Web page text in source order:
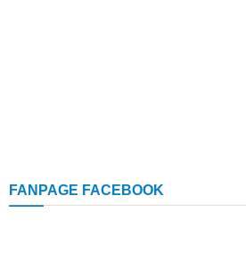
FANPAGE FACEBOOK